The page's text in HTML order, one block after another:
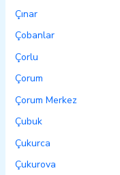
Çınar
Çobanlar
Çorlu
Çorum
Çorum Merkez
Çubuk
Çukurca
Çukurova